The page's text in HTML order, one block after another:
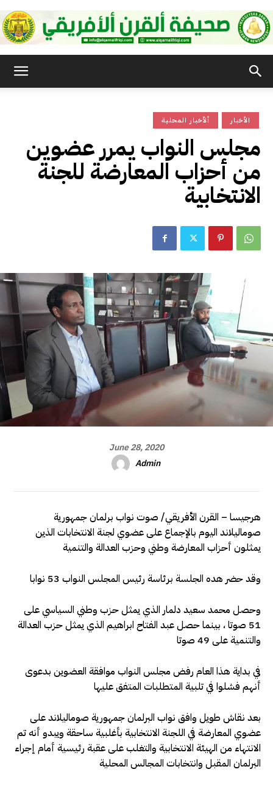
الأفريقي
ألأخبار المحلية الأخبار
مجلس النواب يمرر عضوين
من أحزاب المعارضة للجنة
الانتخابية
June 28, 2020
Admin
هرجيسا – القرن الأفريقي/ صوت نواب برلمان جمهورية
صوماليلاند اليوم بالإجماع على عضوي لجنة الانتخابات الذين
يمثلون أحزاب المعارضة وطني وحزب العدالة والتنمية
وقد حضر هده الجلسة برئاسة رئيس المجلس النواب 53 نوابا
وحصل محمد سعيد دلمار الذي يمثل حزب وطني السياسي على
51 صوتا ، بينما حصل عبد الفتاح ابراهيم الذي يمثل حزب العدالة
والتنمية على 49 صوتا
في بداية هذا العام رفض مجلس النواب موافقة العضوين بدعوى
أنهم فشلوا في تلبية المتطلبات المتفق عليها
بعد نقاش طويل وافق نواب البرلمان جمهورية صوماليلاند على
عضوي المعارضة في اللجنة الانتخابية بأغلبية ساحقة ويبدو أنه تم
الانتهاء من الهيئة الانتخابية والتغلب على عقبة رئيسية أمام إجراء
البرلمان المقبل وانتخابات المجالس المحلية